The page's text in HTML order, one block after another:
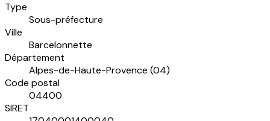
Type
Sous-préfecture
Ville
Barcelonnette
Département
Alpes-de-Haute-Provence (04)
Code postal
04400
SIRET